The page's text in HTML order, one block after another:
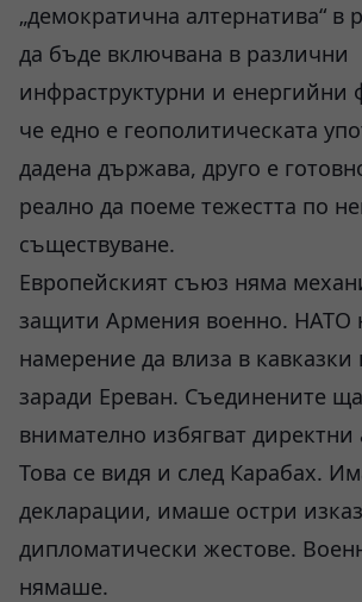
„демократична алтернатива“
да бъде включвана в различни
инфраструктурни и енергийни
че едно е геополитическата
дадена държава, друго е
реално да поеме тежестта по
съществуване.
Европейският съюз няма
защити Армения военно. НАТО
намерение да влиза в кавказки
заради Ереван. Съединените
внимателно избягват
Това се видя и след Карабах.
декларации, имаше остри
дипломатически жестове.
нямаше.